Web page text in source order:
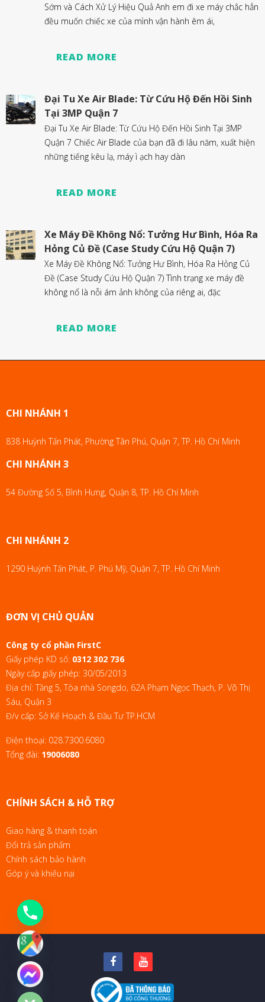
Sớm và Cách Xử Lý Hiệu Quả Anh em đi xe máy chắc hẳn
đều muốn chiếc xe của mình vận hành êm ái,
READ MORE
Đại Tu Xe Air Blade: Từ Cứu Hộ Đến Hồi Sinh
Tại 3MP Quận 7
Đại Tu Xe Air Blade: Từ Cứu Hộ Đến Hồi Sinh Tại 3MP
Quận 7 Chiếc Air Blade của bạn đã đi lâu năm, xuất hiện
những tiếng kêu lạ, máy ì ạch hay dàn
READ MORE
Xe Máy Đề Không Nổ: Tưởng Hư Bình, Hóa Ra
Hỏng Củ Đề (Case Study Cứu Hộ Quận 7)
Xe Máy Đề Không Nổ: Tưởng Hư Bình, Hóa Ra Hỏng Củ
Đề (Case Study Cứu Hộ Quận 7) Tình trạng xe máy đề
không nổ là nỗi ám ảnh không của riêng ai, đặc
READ MORE
CHI NHÁNH 1
838 Huỳnh Tấn Phát, Phường Tân Phú, Quận 7, TP. Hồ Chí Minh
CHI NHÁNH 3
54 Đường Số 5, Bình Hưng, Quận 8, TP. Hồ Chí Minh
CHI NHÁNH 2
1290 Huỳnh Tấn Phát, P. Phú Mỹ, Quận 7, TP. Hồ Chí Minh
ĐƠN VỊ CHỦ QUẢN
Công ty cổ phần FirstC
Giấy phép KD số: 0312 302 736
Ngày cấp giấy phép: 30/05/2013
Địa chỉ: Tầng 5, Tòa nhà Songdo, 62A Phạm Ngọc Thạch, P. Võ Thị
Sáu, Quận 3
Đ/v cấp: Sở Kế Hoạch & Đầu Tư TP.HCM
Điện thoại: 028.7300.6080
Tổng đài: 19006080
CHÍNH SÁCH & HỖ TRỢ
Giao hàng & thanh toán
Đổi trả sản phẩm
Chính sách bảo hành
Góp ý và khiếu nại
Hide
chaty